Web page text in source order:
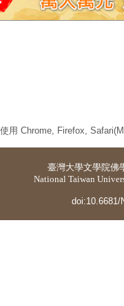
用 Chrome, Firefox,
臺灣大學文學院佛
National Taiwan
doi:10.6681/